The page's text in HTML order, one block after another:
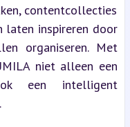
contentcollecties
laten inspireren door
organiseren. Met
niet alleen een
een intelligent